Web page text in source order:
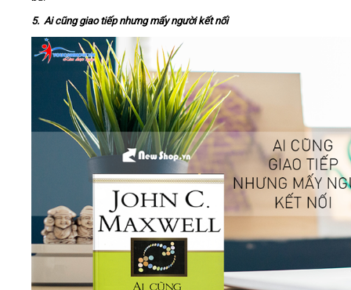
5. Ai cũng giao tiếp nhưng mấy người kết nối